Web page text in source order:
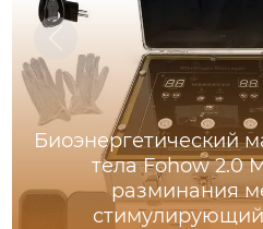
Биоэнергетический
тела Fohow 2.0
разминания